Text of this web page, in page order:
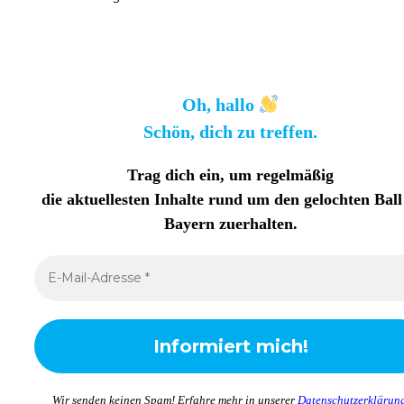
Oh, hallo
Schön, dich zu treffen.
Trag dich ein, um regelmäßig
die aktuellesten Inhalte rund um den gelochten
Bayern zuerhalten.
Wir senden keinen Spam! Erfahre mehr in unserer